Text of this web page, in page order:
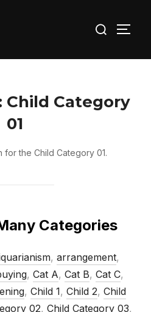
Child Category
01
for the Child Category 01.
Categories
, arrangement,
, Cat A, Cat B, Cat C,
, Child 1, Child 2, Child
02, Child Category 03,